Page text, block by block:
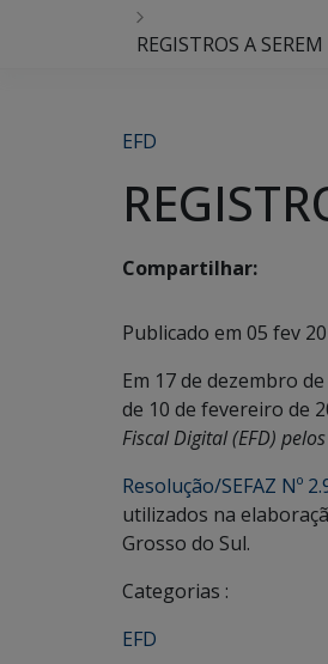
REGISTROS A
EFD
Compartilhar:
Publicado em 05 fev
Em 17 de dezembro
de 10 de fevereiro de
Fiscal Digital (EFD)
Resolução/SEFAZ Nº
utilizados na
Grosso do Sul.
Categorias :
EFD